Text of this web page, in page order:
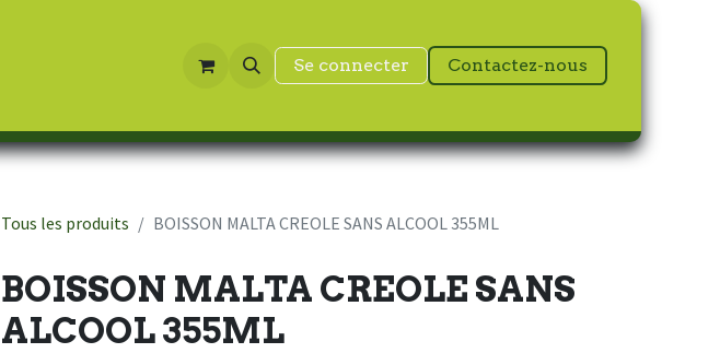
Se connecter Contactez-nous
Tous les produits BOISSON MALTA CREOLE SANS ALCOOL 355ML
BOISSON MALTA CREOLE SANS
ALCOOL 355ML